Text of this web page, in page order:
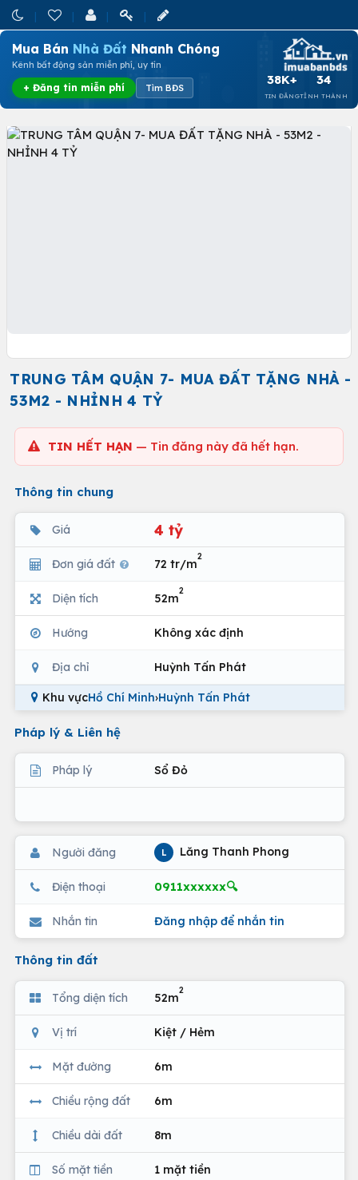
Mua Bán Nhà Đất Nhanh Chóng
Kênh bất động sản miễn phí, uy tín
+ Đăng tin miễn phí Tìm BĐS
38K+
TIN ĐĂNG
34
TỈNH THÀNH
TRUNG TÂM QUẬN 7- MUA ĐẤT TẶNG NHÀ -
53M2 - NHỈNH 4 TỶ
TIN HẾT HẠN — Tin đăng này đã hết hạn.
Thông tin chung
Giá 4 tỷ
Đơn giá đất 72 tr/m
2
Diện tích 52m
2
Hướng Không xác định
Địa chỉ Huỳnh Tấn Phát
Khu vựcHồ Chí Minh›Huỳnh Tấn Phát
Pháp lý & Liên hệ
Pháp lý Sổ Đỏ
Người đăng L Lăng Thanh Phong
Điện thoại 0911xxxxxx🔍
Nhắn tin Đăng nhập để nhắn tin
Thông tin đất
Tổng diện tích 52m
2
Vị trí Kiệt / Hẻm
Mặt đường 6m
Chiều rộng đất 6m
Chiều dài đất 8m
Số mặt tiền 1 mặt tiền